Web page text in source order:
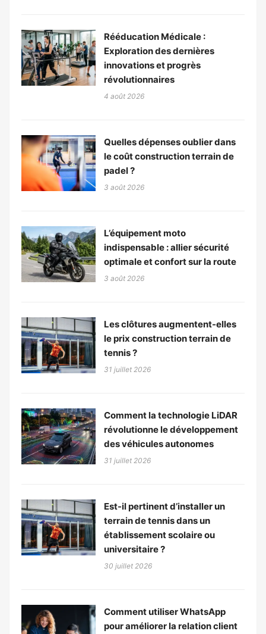
Rééducation Médicale :
Exploration des dernières
innovations et progrès
révolutionnaires
4 août 2026
Quelles dépenses oublier dans
le coût construction terrain de
padel ?
3 août 2026
L’équipement moto
indispensable : allier sécurité
optimale et confort sur la route
3 août 2026
Les clôtures augmentent-elles
le prix construction terrain de
tennis ?
31 juillet 2026
Comment la technologie LiDAR
révolutionne le développement
des véhicules autonomes
31 juillet 2026
Est-il pertinent d’installer un
terrain de tennis dans un
établissement scolaire ou
universitaire ?
30 juillet 2026
Comment utiliser WhatsApp
pour améliorer la relation client